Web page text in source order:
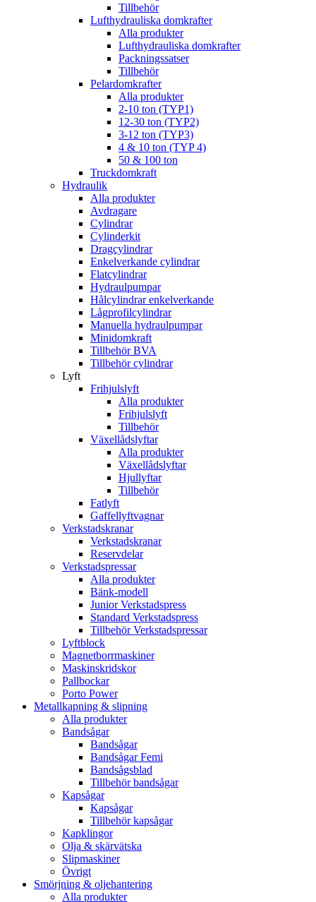
Tillbehör
Lufthydrauliska domkrafter
Alla produkter
Lufthydrauliska domkrafter
Packningssatser
Tillbehör
Pelardomkrafter
Alla produkter
2-10 ton (TYP1)
12-30 ton (TYP2)
3-12 ton (TYP3)
4 & 10 ton (TYP 4)
50 & 100 ton
Truckdomkraft
Hydraulik
Alla produkter
Avdragare
Cylindrar
Cylinderkit
Dragcylindrar
Enkelverkande cylindrar
Flatcylindrar
Hydraulpumpar
Hålcylindrar enkelverkande
Lågprofilcylindrar
Manuella hydraulpumpar
Minidomkraft
Tillbehör BVA
Tillbehör cylindrar
Lyft
Frihjulslyft
Alla produkter
Frihjulslyft
Tillbehör
Växellådslyftar
Alla produkter
Växellådslyftar
Hjullyftar
Tillbehör
Fatlyft
Gaffellyftvagnar
Verkstadskranar
Verkstadskranar
Reservdelar
Verkstadspressar
Alla produkter
Bänk-modell
Junior Verkstadspress
Standard Verkstadspress
Tillbehör Verkstadspressar
Lyftblock
Magnetborrmaskiner
Maskinskridskor
Pallbockar
Porto Power
Metallkapning & slipning
Alla produkter
Bandsågar
Bandsågar
Bandsågar Femi
Bandsågsblad
Tillbehör bandsågar
Kapsågar
Kapsågar
Tillbehör kapsågar
Kapklingor
Olja & skärvätska
Slipmaskiner
Övrigt
Smörjning & oljehantering
Alla produkter